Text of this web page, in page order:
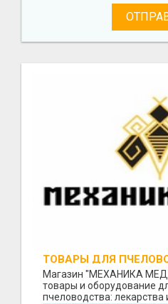
ТОВАРЫ ДЛЯ
ПЧЕЛОИНВЕНТАРЬ
Магазин "МЕХАНИКА
товары и оборудование
пчеловодства: